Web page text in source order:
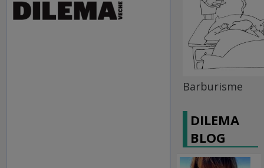
Barburisme
DILEMA
BLOG